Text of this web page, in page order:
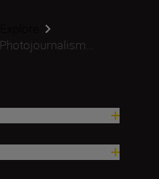
Photojournalism...